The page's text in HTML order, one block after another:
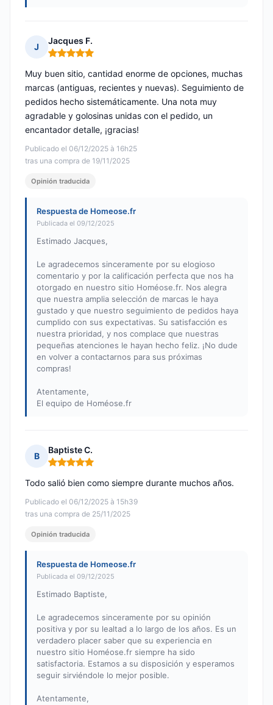
J
Jacques F.
Nota: 5 de 5
Publicado el 06/12/2025 à 16h25
tras una compra de 19/11/2025
Muy buen sitio, cantidad enorme de opciones, muchas
marcas (antiguas, recientes y nuevas). Seguimiento de
pedidos hecho sistemáticamente. Una nota muy
agradable y golosinas unidas con el pedido, un
encantador detalle, ¡gracias!
Opinión traducida
Respuesta de Homeose.fr
Publicada el 09/12/2025
Estimado Jacques,
Le agradecemos sinceramente por su elogioso
comentario y por la calificación perfecta que nos ha
otorgado en nuestro sitio Homéose.fr. Nos alegra
que nuestra amplia selección de marcas le haya
gustado y que nuestro seguimiento de pedidos haya
cumplido con sus expectativas. Su satisfacción es
nuestra prioridad, y nos complace que nuestras
pequeñas atenciones le hayan hecho feliz. ¡No dude
en volver a contactarnos para sus próximas
compras!
Atentamente,
El equipo de Homéose.fr
B
Baptiste C.
Nota: 5 de 5
Publicado el 06/12/2025 à 15h39
tras una compra de 25/11/2025
Todo salió bien como siempre durante muchos años.
Opinión traducida
Respuesta de Homeose.fr
Publicada el 09/12/2025
Estimado Baptiste,
Le agradecemos sinceramente por su opinión
positiva y por su lealtad a lo largo de los años. Es un
verdadero placer saber que su experiencia en
nuestro sitio Homéose.fr siempre ha sido
satisfactoria. Estamos a su disposición y esperamos
seguir sirviéndole lo mejor posible.
Atentamente,